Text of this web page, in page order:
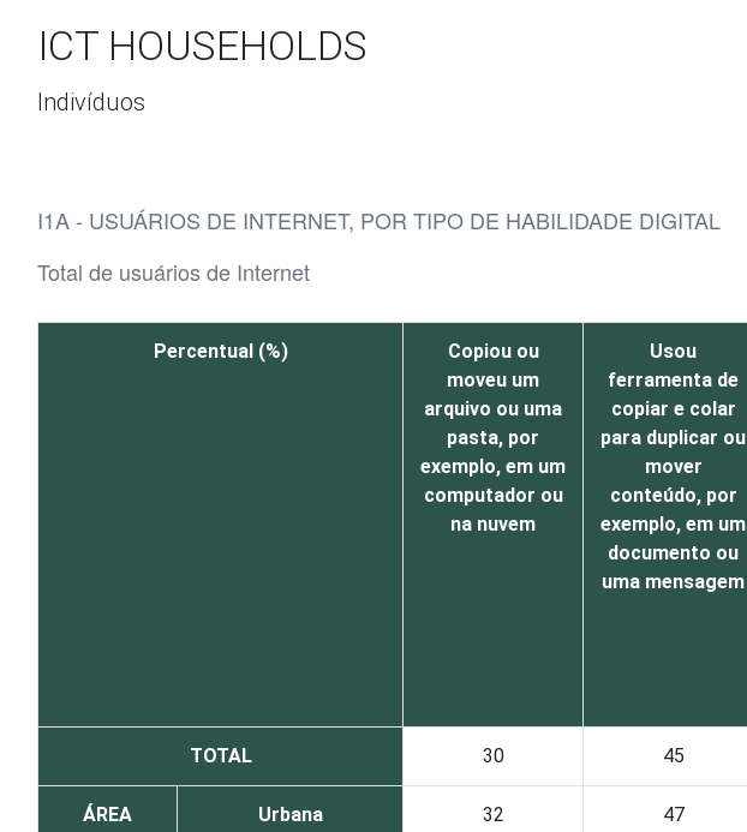
ICT HOUSEHOLDS
Indivíduos
I1A - USUÁRIOS DE INTERNET, POR TIPO DE HABILIDADE DIGITAL
Total de usuários de Internet
Percentual (%)
Copiou ou
moveu um
arquivo ou uma
pasta, por
exemplo, em um
computador ou
na nuvem
Usou
ferramenta de
copiar e colar
para duplicar ou
mover
conteúdo, por
exemplo, em um
documento ou
uma mensagem
TOTAL 30 45
ÁREA Urbana 32 47